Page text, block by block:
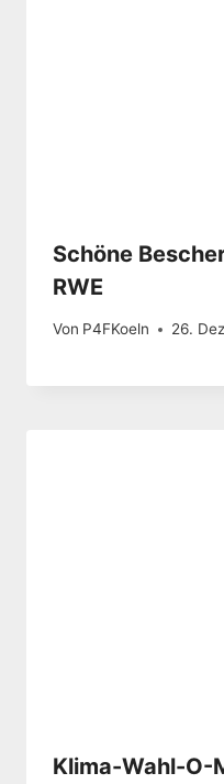
Schöne
RWE
Von P4FKoeln 26.
Klima-Wahl-O-